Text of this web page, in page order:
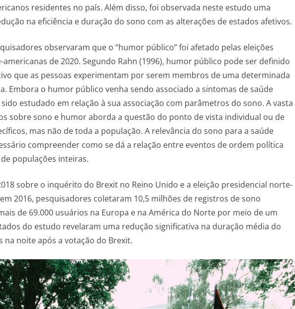
residentes no país. Além disso, foi observada neste estudo uma
na eficiência e duração do sono com as alterações de estados afetivos.
observaram que o “humor público” foi afetado pelas eleições
de 2020. Segundo Rahn (1996), humor público pode ser definido
que as pessoas experimentam por serem membros de uma determinada
Embora o humor público venha sendo associado a sintomas de saúde
estudado em relação à sua associação com parâmetros do sono. A vasta
sobre sono e humor aborda a questão do ponto de vista individual ou de
mas não de toda a população. A relevância do sono para a saúde
compreender como se dá a relação entre eventos de ordem política
populações inteiras.
sobre o inquérito do Brexit no Reino Unido e a eleição presidencial norte-
2016, pesquisadores coletaram 10,5 milhões de registros de sono
de 69.000 usuários na Europa e na América do Norte por meio de um
do estudo revelaram uma redução significativa na duração média do
na noite após a votação do Brexit.